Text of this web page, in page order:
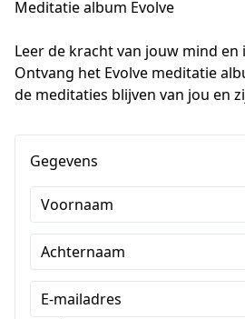
Meditatie album Evolve
Leer de kracht van jouw mind
Ontvang het Evolve meditatie
de meditaties blijven van jou en
Gegevens
Voornaam
Achternaam
E-mailadres